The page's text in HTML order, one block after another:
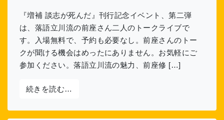
『増補 談志が死んだ』刊行記念イベント、第二弾
は、落語立川流の前座さん二人のトークライブで
す。入場無料で、予約も必要なし。前座さんのトー
クが聞ける機会はめったにありません。お気軽にご
参加ください。落語立川流の魅力、前座修 […]
続きを読む…